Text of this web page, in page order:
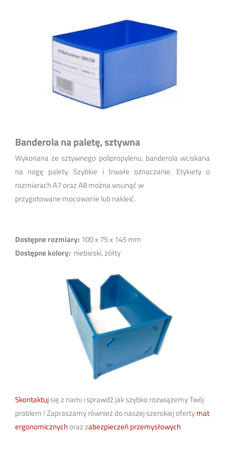
Banderola na paletę, sztywna
Wykonana ze sztywnego polipropylenu, banderola wciskana
na nogę palety. Szybkie i trwałe oznaczanie. Etykiety o
rozmiarach A7 oraz A8 można wsunąć w
przygotowane mocowanie lub nakleić.
Dostępne rozmiary: 100 x 75 x 145 mm
Dostępne kolory: niebieski, żółty
Skontaktujsię z nami i sprawdź jak szybko rozwiążemy Twój
problem ! Zapraszamy również do naszej szerokiej ofertymat
ergonomicznychoraz zabezpieczeń przemysłowych